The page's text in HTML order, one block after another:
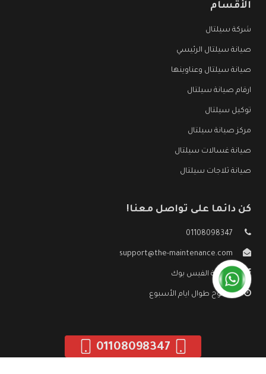
الأقسام
شركة سيلتال
صيانة سيلتال الرئيسي
صيانة سيلتال وعناوينها
ارقام صيانة سيلتال
توكيل سيلتال
مركز صيانة سيلتال
صيانة غسالات سيلتال
صيانة ثلاجات سيلتال
كن دائما على تواصل معنا!
01108098347
support@the-maintenance.com
صفحة الفيس بوك
مفتوح طوال ايام الأسبوع
01108098347